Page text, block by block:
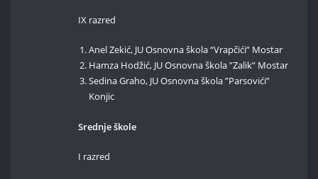
IX razred
Anel Zekić, JU Osnovna škola “Vrapčići” Mostar
Hamza Hodžić, JU Osnovna škola ”Zalik” Mostar
Sedina Graho, JU Osnovna škola ”Parsovići”
Konjic
Srednje škole
I razred